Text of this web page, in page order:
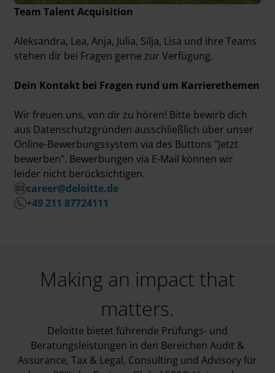
Team Talent Acquisition
Aleksandra, Lea, Anja, Julia, Silja, Lisa und ihre Teams
stehen dir bei Fragen gerne zur Verfügung.
Dein Kontakt bei Fragen rund um Karrierethemen
Wir freuen uns, von dir zu hören! Bitte bewirb dich
aus Datenschutzgründen ausschließlich über unser
Online-Bewerbungssystem via des Buttons "Jetzt
bewerben". Bewerbungen via E-Mail können wir
leider nicht berücksichtigen.
career@deloitte.de
+49 211 87724111
Making an impact that
matters.
Deloitte bietet führende Prüfungs- und
Beratungsleistungen in den Bereichen Audit &
Assurance, Tax & Legal, Consulting und Advisory für